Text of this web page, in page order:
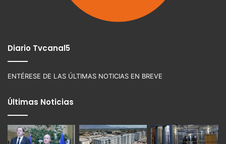
Diario Tvcanal5
ENTÉRESE DE LAS ÚLTIMAS NOTICIAS EN BREVE
Últimas Noticias